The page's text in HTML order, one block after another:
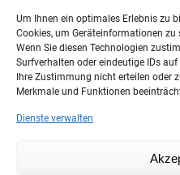
Um Ihnen ein optimales Erlebnis zu
Cookies, um Geräteinformationen
Wenn Sie diesen Technologien
Surfverhalten oder eindeutige IDs
Ihre Zustimmung nicht erteilen oder
Merkmale und Funktionen
Dienste verwalten
Öffnungszeiten
Mo. - Fr.
Mo. - Do.